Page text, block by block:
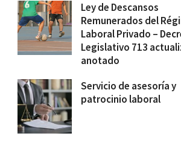
Ley de Descansos
Remunerados del
Laboral Privado –
Legislativo 713
anotado
Servicio de asesoría y
patrocinio laboral